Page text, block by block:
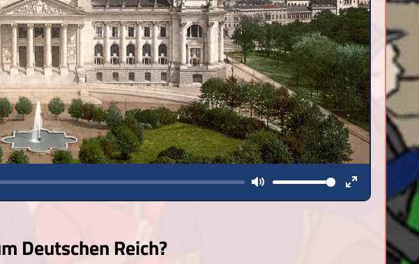
Mute
Enter
fullscreen
Deutschen Reich?